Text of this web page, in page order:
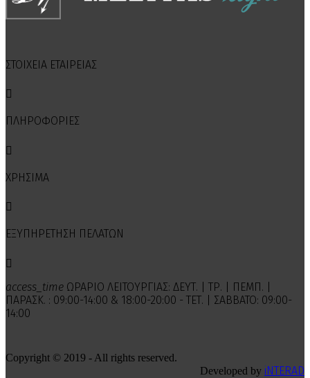
ΣΤΟΙΧΕΙΑ ΕΤΑΙΡΕΙΑΣ

ΠΛΗΡΟΦΟΡΙΕΣ

ΧΡΗΣΙΜΑ

ΕΞΥΠΗΡΕΤΗΣΗ ΠΕΛΑΤΩΝ

access_time ΩΡΑΡΙΟ ΛΕΙΤΟΥΡΓΙΑΣ: ΔΕΥΤ. | ΤΡ. | ΠΕΜΠ. |
ΠΑΡΑΣΚ. : 09:00-14:00 & 18:00-20:00 - ΤΕΤ. | ΣΑΒΒΑΤΟ: 09:00-
14:00
Copyright © 2019 - All rights reserved.
Developed by iNTERAD